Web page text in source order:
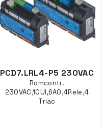
PCD7.LRL4-P5 230VAC
Romcontr.
230VAC,10UI,6AO,4Rele,4
Triac